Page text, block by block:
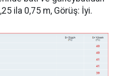
ila 0,75 m, Görüş: İyi.